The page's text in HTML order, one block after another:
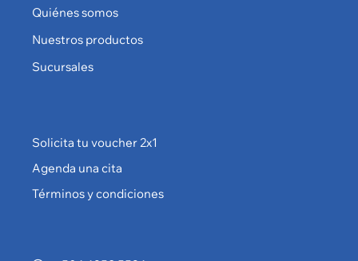
Quiénes somos
Nuestros productos
Sucursales
Solicita tu voucher 2x1
Agenda una cita
Términos y condiciones